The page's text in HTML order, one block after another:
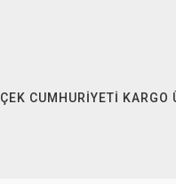
ÇEK CUMHURIYETI KARGO